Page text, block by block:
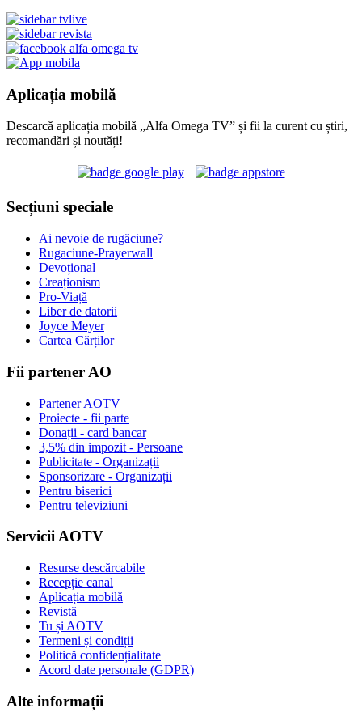
Aplicația mobilă
Descarcă aplicația mobilă „Alfa Omega TV” și fii la curent cu știri,
recomandări și noutăți!
Secțiuni speciale
Ai nevoie de rugăciune?
Rugaciune-Prayerwall
Devoțional
Creaționism
Pro-Viață
Liber de datorii
Joyce Meyer
Cartea Cărților
Fii partener AO
Partener AOTV
Proiecte - fii parte
Donații - card bancar
3,5% din impozit - Persoane
Publicitate - Organizații
Sponsorizare - Organizații
Pentru biserici
Pentru televiziuni
Servicii AOTV
Resurse descărcabile
Recepție canal
Aplicația mobilă
Revistă
Tu și AOTV
Termeni și condiții
Politică confidențialitate
Acord date personale (GDPR)
Alte informații